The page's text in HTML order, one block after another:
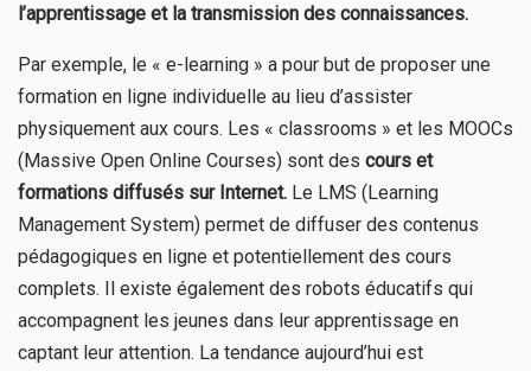
l’apprentissage et la transmission des connaissances.
Par exemple, le « e-learning » a pour but de proposer une
formation en ligne individuelle au lieu d’assister
physiquement aux cours. Les « classrooms » et les MOOCs
(Massive Open Online Courses) sont des cours et
formations diffusés sur Internet. Le LMS (Learning
Management System) permet de diffuser des contenus
pédagogiques en ligne et potentiellement des cours
complets. Il existe également des robots éducatifs qui
accompagnent les jeunes dans leur apprentissage en
captant leur attention. La tendance aujourd’hui est